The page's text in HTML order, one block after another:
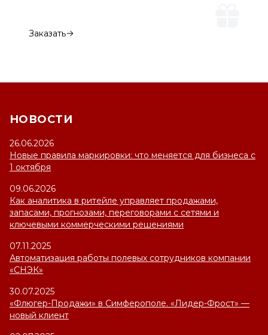
Заказать
НОВОСТИ
26.06.2026
Новые правила маркировки: что меняется для бизнеса с
1 октября
09.06.2026
Как аналитика в ритейле управляет продажами,
запасами, прогнозами, переговорами с сетями и
ключевыми коммерческими решениями
07.11.2025
Автоматизация работы полевых сотрудников компании
«СНЭК»
30.07.2025
«Флюгер-Продажи» в Симферополе. «Лидер-Фрост» —
новый клиент